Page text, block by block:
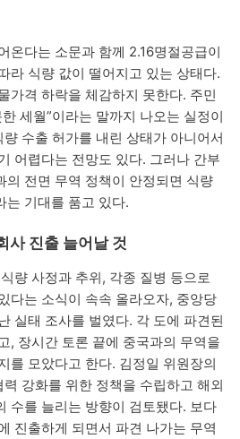
온다는 소문과 함께 2.16명절공급이
라 식량 값이 떨어지고 있는 상태다.
가격 하락을 체감하지 못한다. 주민
세월”이라는 말까지 나오는 실정이
수출 허가를 내린 상태가 아니어서
어렵다는 전망도 있다. 그러나 간부
의 전면 무역 정책이 안정되면 식량
는 기대를 품고 있다.
사 진출 늘어날 것
량 사정과 추위, 각종 질병 등으로
다는 소식이 속속 올라오자, 중앙당
실태 조사를 벌였다. 각 도에 파견된
, 장시간 토론 끝에 중국과의 무역을
를 모았다고 한다. 김정일 위원장의
력 강화를 위한 정책을 수립하고 해외
수를 늘리는 방향이 검토됐다. 보다
진출하게 되면서 파견 나가는 무역